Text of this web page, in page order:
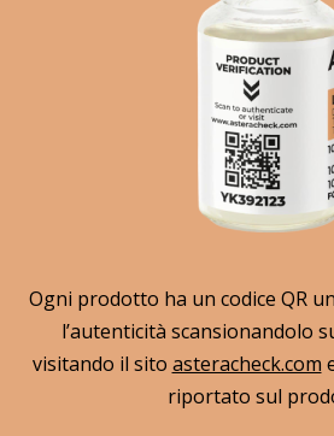
Ogni prodotto ha un codice QR
l’autenticità scansionandolo
visitando il sito asteracheck.com
riportato sul